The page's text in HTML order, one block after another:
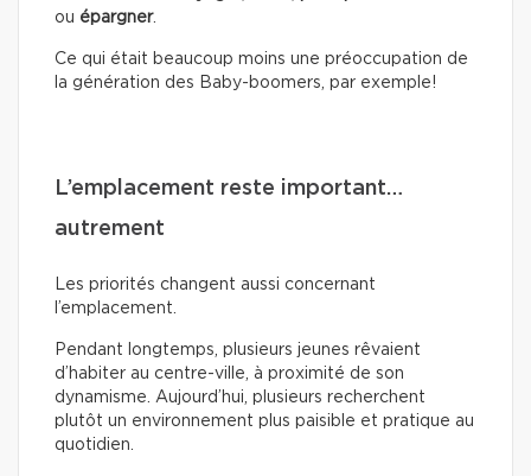
ou épargner.
Ce qui était beaucoup moins une préoccupation de
la génération des Baby-boomers, par exemple!
L’emplacement reste important…
autrement
Les priorités changent aussi concernant
l’emplacement.
Pendant longtemps, plusieurs jeunes rêvaient
d’habiter au centre-ville, à proximité de son
dynamisme. Aujourd’hui, plusieurs recherchent
plutôt un environnement plus paisible et pratique au
quotidien.